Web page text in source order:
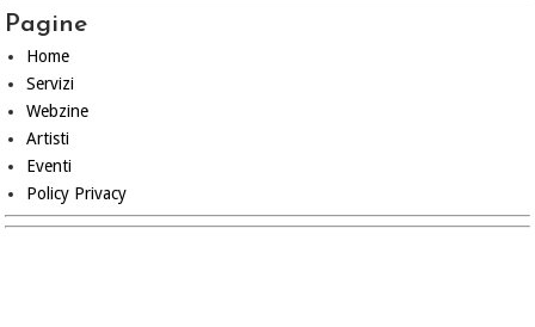
Pagine
Home
Servizi
Webzine
Artisti
Eventi
Policy Privacy